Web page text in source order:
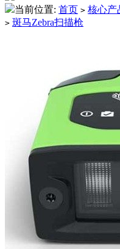
当前位置: 首页 > 核心产
> 斑马Zebra扫描枪